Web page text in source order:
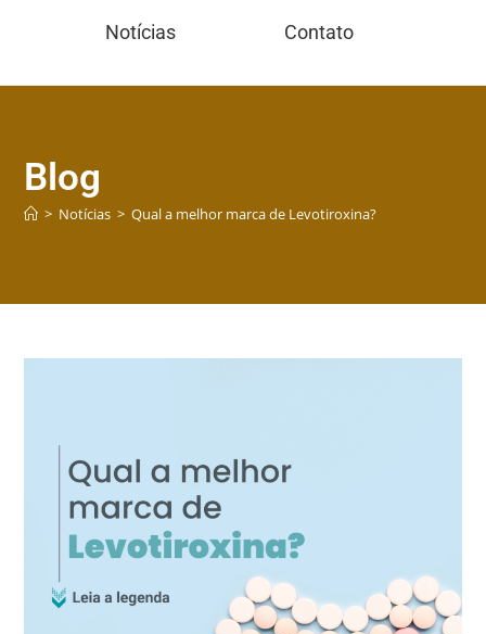
Notícias Contato
Blog
> Notícias > Qual a melhor marca de Levotiroxina?